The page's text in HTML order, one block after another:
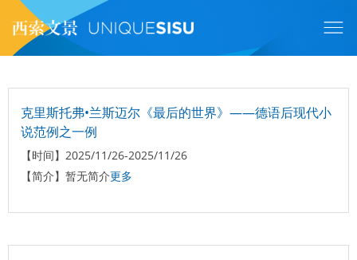
主
内
克里斯托弗•兰斯迈尔《最后的世界》——德语后现代小
说范例之一例
【时间】 2025/11/26-2025/11/26
【简介】 暂无简介更多